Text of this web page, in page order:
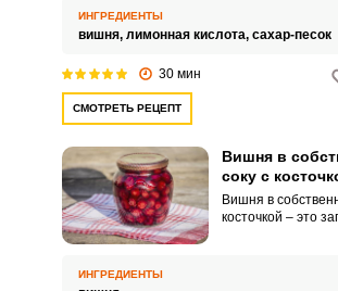
довольно легко и
лишних хлопот.
ИНГРЕДИЕНТЫ
вишня, лимонная кислота, сахар-песок
30 мин
СМОТРЕТЬ РЕЦЕПТ
Вишня в
соку с
Вишня в
косточкой – это
ИНГРЕДИЕНТЫ